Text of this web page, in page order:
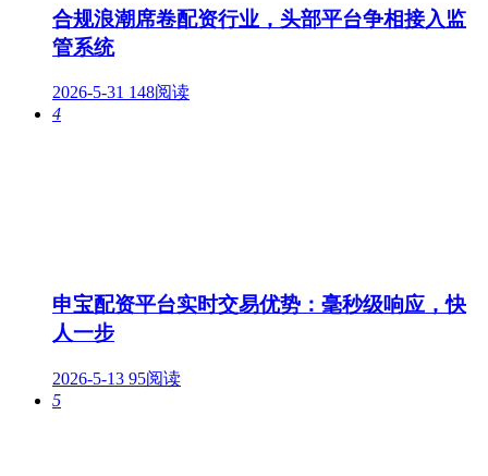
合规浪潮席卷配资行业，头部平台争相接入监
管系统
2026-5-31 148阅读
4
申宝配资平台实时交易优势：毫秒级响应，快
人一步
2026-5-13 95阅读
5